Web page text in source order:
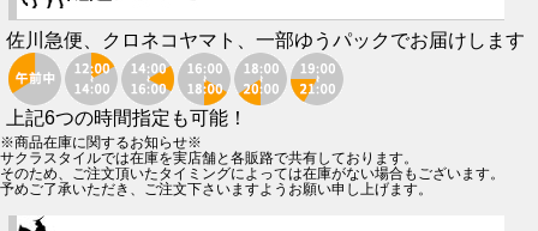
佐川急便、クロネコヤマト、一部ゆうパックでお届けします
上記6つの時間指定も可能！
※商品在庫に関するお知らせ※
サクラスタイルでは在庫を実店舗と各販路で共有しております。
そのため、ご注文頂いたタイミングによっては在庫がない場合もございます。
予めご了承いただき、ご注文下さいますようお願い申し上げます。